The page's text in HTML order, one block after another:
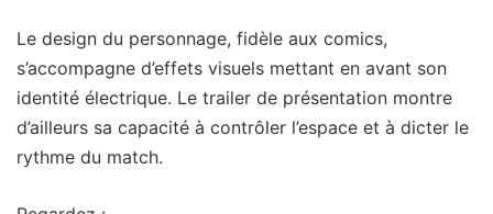
Le design du personnage, fidèle aux comics,
s’accompagne d’effets visuels mettant en avant son
identité électrique. Le trailer de présentation montre
d’ailleurs sa capacité à contrôler l’espace et à dicter le
rythme du match.